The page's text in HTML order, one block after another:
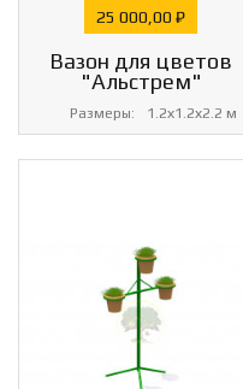
Цена
25 000,00 ₽
Вазон для цветов
"Альстрем"
Размеры: 1.2х1.2х2.2 м